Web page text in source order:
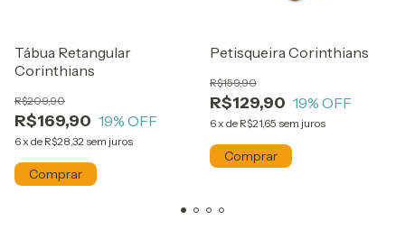
Tábua Retangular
Corinthians
R$169,90
R$209,90
19% OFF
6x de R$28,32 sem juros
Petisqueira Corinthians
R$129,90
R$159,90
19% OFF
6x de R$21,65 sem juros